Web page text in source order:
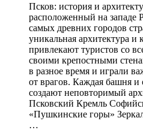
Псков: история и
расположенный на западе
самых древних городов
уникальная архитектура и
привлекают туристов со
своими крепостными
в разное время и играли
от врагов. Каждая башня
создают неповторимый
Псковский Кремль
«Пушкинские горы»
…